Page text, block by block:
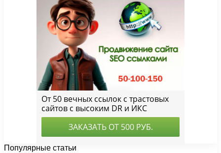
Популярные статьи